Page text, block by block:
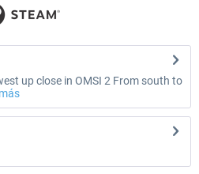
up close in OMSI 2 From south to
más